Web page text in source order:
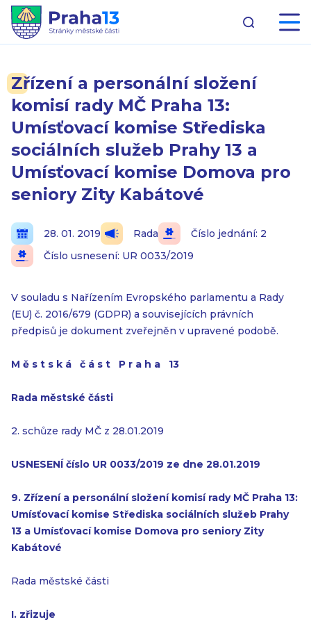
Zřízení a personální složení
komisí rady MČ Praha 13:
Umísťovací komise Střediska
sociálních služeb Prahy 13 a
Umísťovací komise Domova pro
seniory Zity Kabátové
28. 01. 2019 Rada
Číslo jednání: 2
Číslo usnesení: UR 0033/2019
V souladu s Nařízením Evropského parlamentu a Rady
(EU) č. 2016/679 (GDPR) a souvisejících právních
předpisů je dokument zveřejněn v upravené podobě.
M ě s t s k á č á s t P r a h a 13
Rada městské části
2. schůze rady MČ z 28.01.2019
USNESENÍ číslo UR 0033/2019 ze dne 28.01.2019
9. Zřízení a personální složení komisí rady MČ Praha 13:
Umísťovací komise Střediska sociálních služeb Prahy
13 a Umísťovací komise Domova pro seniory Zity
Kabátové
Rada městské části
I. zřizuje